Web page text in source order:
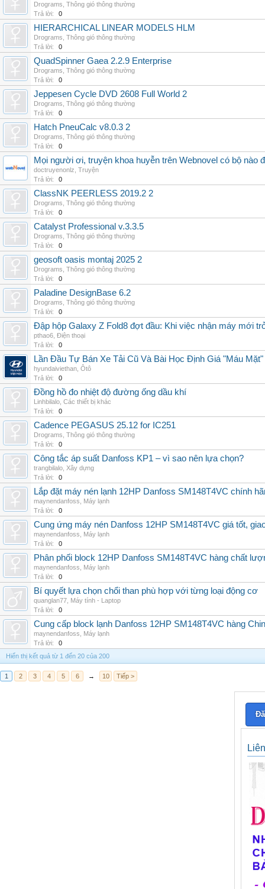
Drograms Thông gió thông thường
Trả lời:
0
HIERARCHICAL LINEAR MODELS HLM
Drograms Thông gió thông thường
Trả lời:
0
QuadSpinner Gaea 2.2.9 Enterprise
Drograms Thông gió thông thường
Trả lời:
0
Jeppesen Cycle DVD 2608 Full World 2
Drograms Thông gió thông thường
Trả lời:
0
Hatch PneuCalc v8.0.3 2
Drograms Thông gió thông thường
Trả lời:
0
Mọi người ơi, truyện khoa huyễn trên Webnovel có bộ nào
doctruyenonlz Truyện
Trả lời:
0
ClassNK PEERLESS 2019.2 2
Drograms Thông gió thông thường
Trả lời:
0
Catalyst Professional v.3.3.5
Drograms Thông gió thông thường
Trả lời:
0
geosoft oasis montaj 2025 2
Drograms Thông gió thông thường
Trả lời:
0
Paladine DesignBase 6.2
Drograms Thông gió thông thường
Trả lời:
0
Đập hộp Galaxy Z Fold8 đợt đầu: Khi việc nhận máy mới
pthao6 Điện thoại
Trả lời:
0
Lần Đầu Tự Bán Xe Tải Cũ Và Bài Học Định Giá "Máu
hyundaiviethan Ôtô
Trả lời:
0
Đồng hồ đo nhiệt độ đường ống dầu khí
Linhbilalo Các thiết bị khác
Trả lời:
0
Cadence PEGASUS 25.12 for IC251
Drograms Thông gió thông thường
Trả lời:
0
Công tắc áp suất Danfoss KP1 – vì sao nên lựa chọn?
trangbilalo Xây dựng
Trả lời:
0
Lắp đặt máy nén lạnh 12HP Danfoss SM148T4VC chính
maynendanfoss
Máy lạnh
Trả lời:
0
Cung ứng máy nén Danfoss 12HP SM148T4VC giá tốt,
maynendanfoss
Máy lạnh
Trả lời:
0
Phân phối block 12HP Danfoss SM148T4VC hàng chất
maynendanfoss
Máy lạnh
Trả lời:
0
Bí quyết lựa chọn chổi than phù hợp với từng loại động cơ
quanglan77 Máy tính - Laptop
Trả lời:
0
Cung cấp block lạnh Danfoss 12HP SM148T4VC hàng
maynendanfoss
Máy lạnh
Trả lời:
0
Hiển thị kết quả từ 1 đến 20 của 200
1 2 3 4 5 6 → 10 Tiếp >